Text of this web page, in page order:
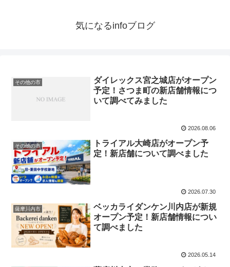
気になるinfoブログ
その他の市
ダイレックス宮之城店がオープン
予定！さつま町の新店舗情報につ
いて調べてみました
2026.08.06
その他の市
トライアル大崎店がオープン予
定！新店舗について調べました
2026.07.30
薩摩川内市
ベッカライダンケン川内店が新規
オープン予定！新店舗情報につい
て調べました
2026.05.14